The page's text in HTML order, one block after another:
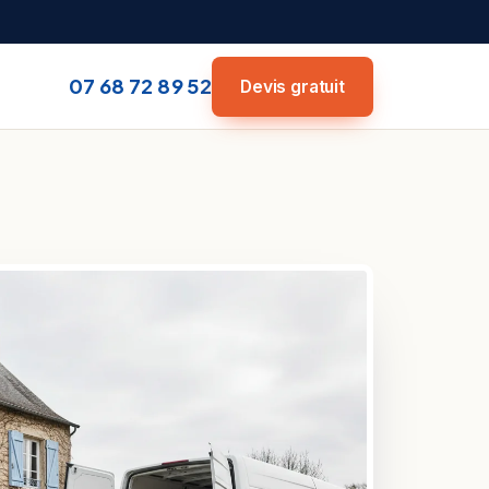
07 68 72 89 52 Devis gratuit